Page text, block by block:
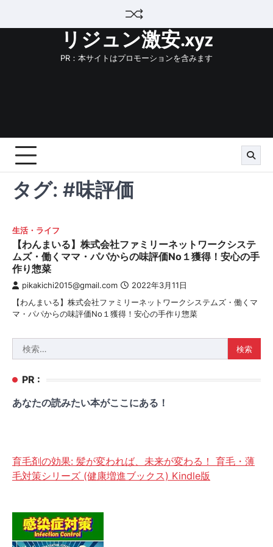
リジュン激安.xyz
PR：本サイトはプロモーションを含みます
タグ: #味評価
生活・ライフ
【わんまいる】株式会社ファミリーネットワークシステ
ムズ・働くママ・パパからの味評価No１獲得！安心の手
作り惣菜
pikakichi2015@gmail.com 2022年3月11日
【わんまいる】株式会社ファミリーネットワークシステムズ・働くマ
マ・パパからの味評価No１獲得！安心の手作り惣菜
索:
PR :
あなたの読みたい本がここにある！
育毛剤の効果: 髪が変われば、未来が変わる！ 育毛・薄
毛対策シリーズ (健康増進ブックス) Kindle版